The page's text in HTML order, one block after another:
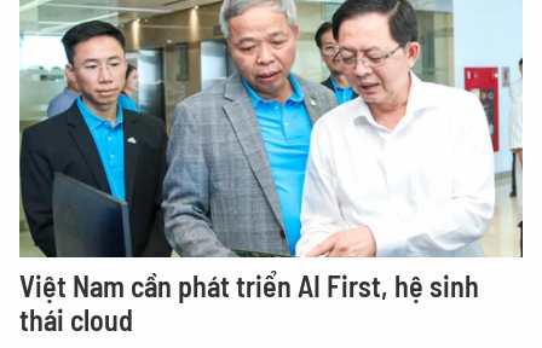
Việt Nam cần phát triển AI First, hệ sinh
thái cloud